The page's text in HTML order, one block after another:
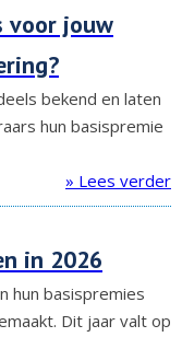
voor jouw
bekend en laten
hun basispremie
» Lees verder
in 2026
hun basispremies
Dit jaar valt op